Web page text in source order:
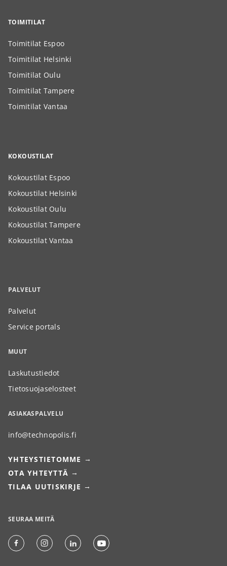
TOIMITILAT
Toimitilat Espoo
Toimitilat Helsinki
Toimitilat Oulu
Toimitilat Tampere
Toimitilat Vantaa
KOKOUSTILAT
Kokoustilat Espoo
Kokoustilat Helsinki
Kokoustilat Oulu
Kokoustilat Tampere
Kokoustilat Vantaa
PALVELUT
Palvelut
Service portals
MUUT
Laskutustiedot
Tietosuojaselosteet
ASIAKASPALVELU
info@technopolis.fi
YHTEYSTIETOMME
OTA YHTEYTTÄ
TILAA UUTISKIRJE
SEURAA MEITÄ